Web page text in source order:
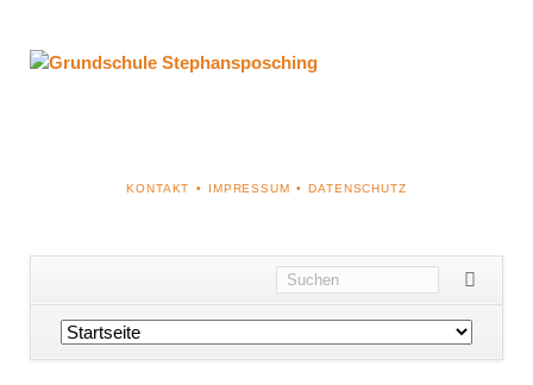
NAVIGATION
KONTAKT IMPRESSUM DATENSCHUTZ
Navigation
überspringen